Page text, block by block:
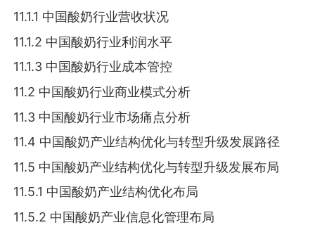
11.1.1 中国酸奶行业营收状况
11.1.2 中国酸奶行业利润水平
11.1.3 中国酸奶行业成本管控
11.2 中国酸奶行业商业模式分析
11.3 中国酸奶行业市场痛点分析
11.4 中国酸奶产业结构优化与转型升级发展路径
11.5 中国酸奶产业结构优化与转型升级发展布局
11.5.1 中国酸奶产业结构优化布局
11.5.2 中国酸奶产业信息化管理布局